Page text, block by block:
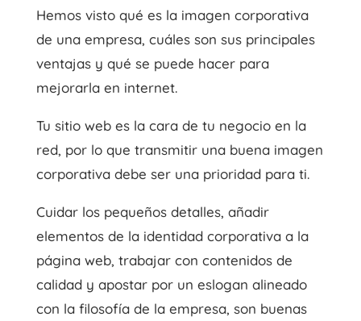
Hemos visto qué es la imagen corporativa
de una empresa, cuáles son sus principales
ventajas y qué se puede hacer para
mejorarla en internet.
Tu sitio web es la cara de tu negocio en la
red, por lo que transmitir una buena imagen
corporativa debe ser una prioridad para ti.
Cuidar los pequeños detalles, añadir
elementos de la identidad corporativa a la
página web, trabajar con contenidos de
calidad y apostar por un eslogan alineado
con la filosofía de la empresa, son buenas